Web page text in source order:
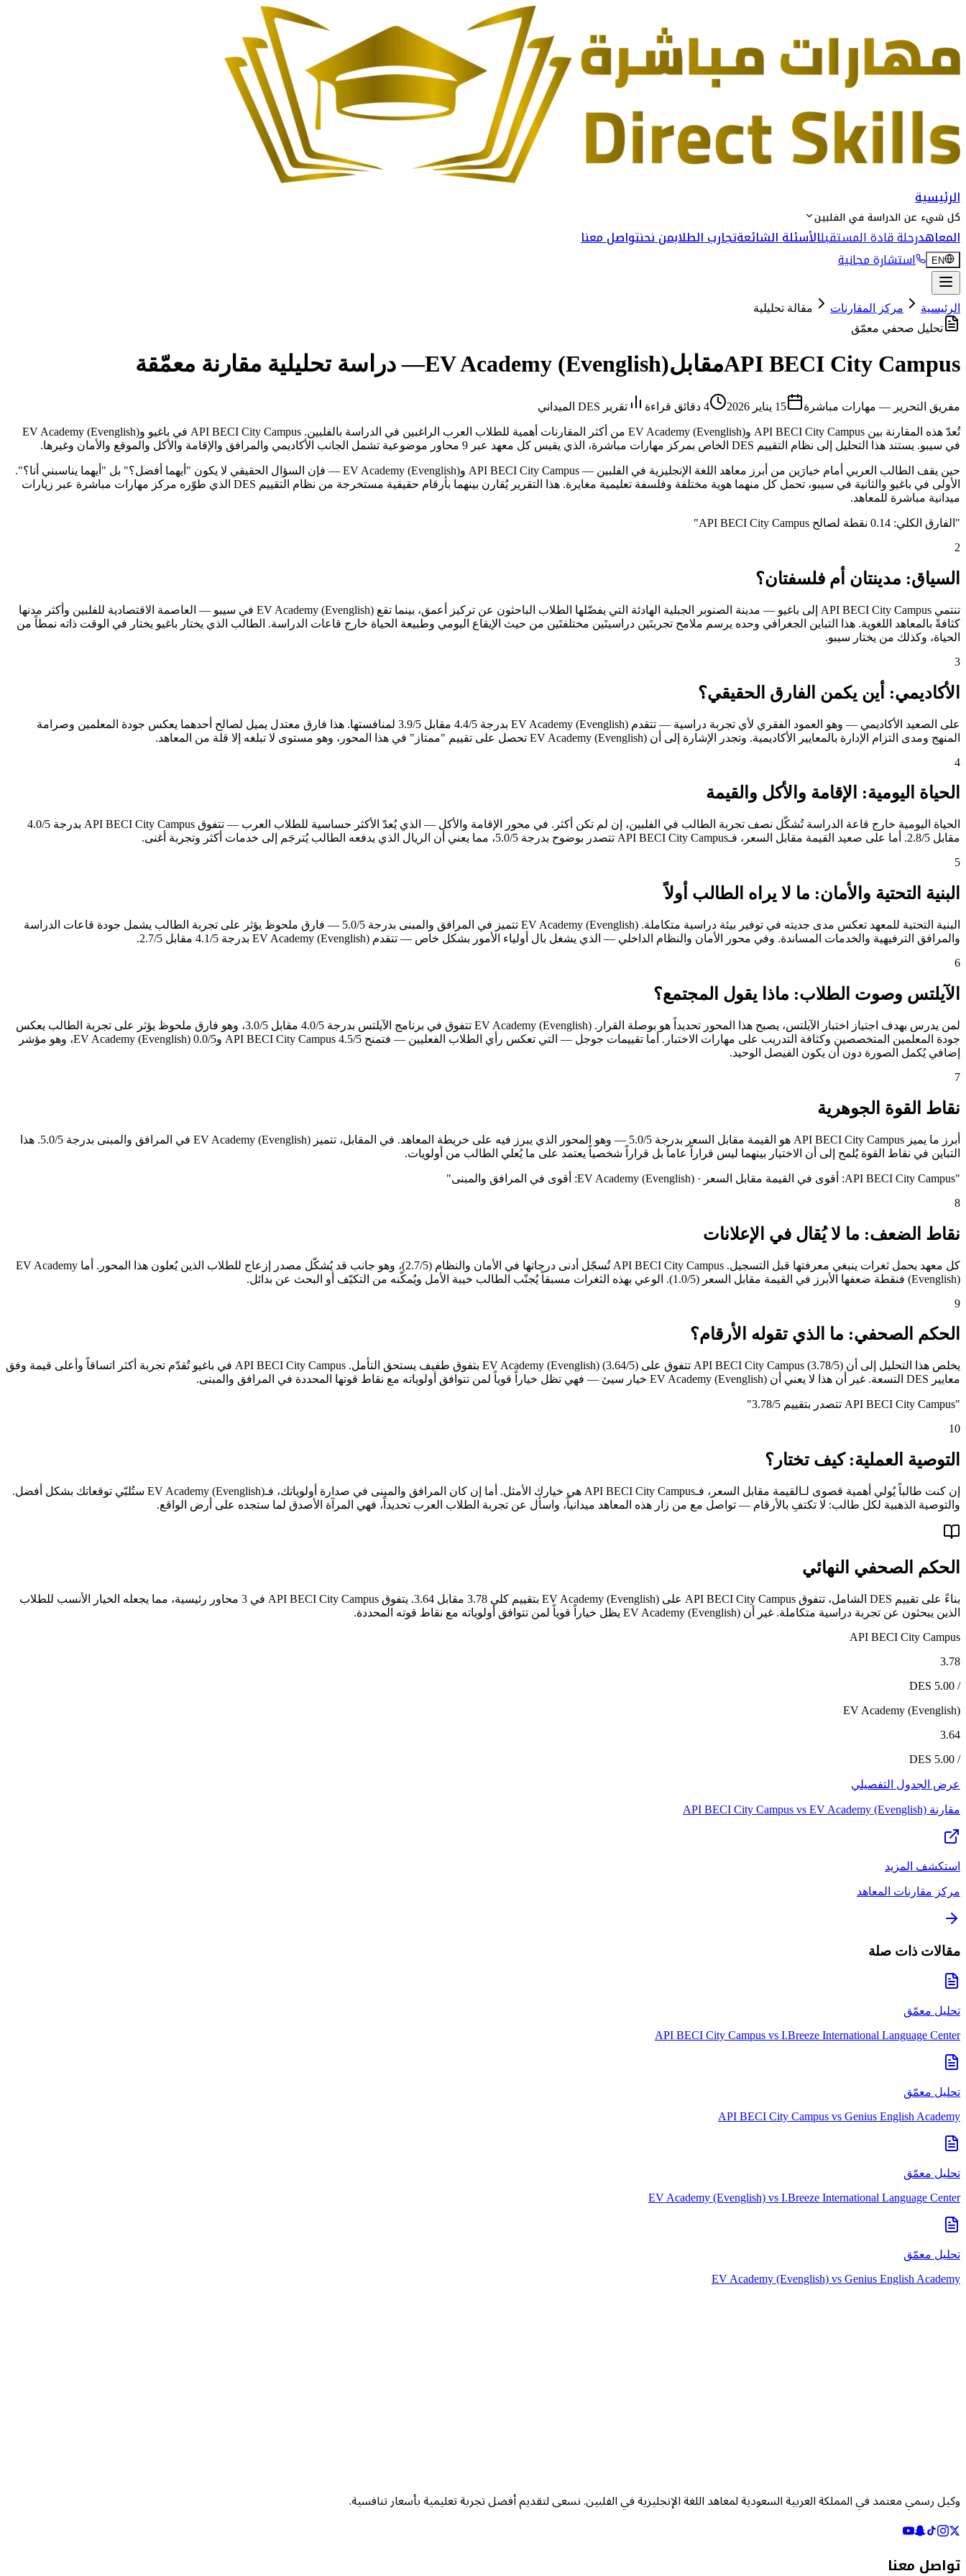
الرئيسية
كل شيء عن الدراسة في الفلبين
المعاهدرحلة قادة المستقبلالأسئلة الشائعةتجارب الطلابمن نحنتواصل معنا
EN استشارة مجانية
الرئيسية مركز المقارنات
مقالة تحليلية
تحليل صحفي معمّق
API BECI City CampusمقابلEV Academy (Evenglish)— دراسة تحليلية مقارنة معمّقة
مفريق التحرير — مهارات مباشرة 15 يناير 2026 4 دقائق قراءة تقرير DES الميداني
تُعدّ هذه المقارنة بين API BECI City Campus وEV Academy (Evenglish) من أكثر المقارنات أهمية للطلاب العرب الراغبين في الدراسة بالفلبين. API BECI City Campus في باغيو وEV Academy (Evenglish)
في سيبو. يستند هذا التحليل إلى نظام التقييم DES الخاص بمركز مهارات مباشرة، الذي يقيس كل معهد عبر 9 محاور موضوعية تشمل الجانب الأكاديمي والمرافق والإقامة والأكل والموقع والأمان وغيرها.
حين يقف الطالب العربي أمام خيارَين من أبرز معاهد اللغة الإنجليزية في الفلبين — API BECI City Campus وEV Academy (Evenglish) — فإن السؤال الحقيقي لا يكون "أيهما أفضل؟" بل "أيهما يناسبني أنا؟".
الأولى في باغيو والثانية في سيبو، تحمل كل منهما هوية مختلفة وفلسفة تعليمية مغايرة. هذا التقرير يُقارن بينهما بأرقام حقيقية مستخرجة من نظام التقييم DES الذي طوّره مركز مهارات مباشرة عبر زيارات
ميدانية مباشرة للمعاهد.
" الفارق الكلي: 0.14 نقطة لصالح API BECI City Campus
"
2
السياق: مدينتان أم فلسفتان؟
تنتمي API BECI City Campus إلى باغيو — مدينة الصنوبر الجبلية الهادئة التي يفضّلها الطلاب الباحثون عن تركيز أعمق، بينما تقع EV Academy (Evenglish) في سيبو — العاصمة الاقتصادية للفلبين وأكثر مدنها
كثافةً بالمعاهد اللغوية. هذا التباين الجغرافي وحده يرسم ملامح تجربتَين دراسيتَين مختلفتَين من حيث الإيقاع اليومي وطبيعة الحياة خارج قاعات الدراسة. الطالب الذي يختار باغيو يختار في الوقت ذاته نمطاً من
الحياة، وكذلك من يختار سيبو.
3
الأكاديمي: أين يكمن الفارق الحقيقي؟
على الصعيد الأكاديمي — وهو العمود الفقري لأي تجربة دراسية — تتقدم EV Academy (Evenglish) بدرجة 4.4/5 مقابل 3.9/5 لمنافستها. هذا فارق معتدل يميل لصالح أحدهما يعكس جودة المعلمين وصرامة
المنهج ومدى التزام الإدارة بالمعايير الأكاديمية. وتجدر الإشارة إلى أن EV Academy (Evenglish) تحصل على تقييم "ممتاز" في هذا المحور، وهو مستوى لا تبلغه إلا قلة من المعاهد.
4
الحياة اليومية: الإقامة والأكل والقيمة
الحياة اليومية خارج قاعة الدراسة تُشكّل نصف تجربة الطالب في الفلبين، إن لم تكن أكثر. في محور الإقامة والأكل — الذي يُعدّ الأكثر حساسية للطلاب العرب — تتفوق API BECI City Campus بدرجة 4.0/5
مقابل 2.8/5. أما على صعيد القيمة مقابل السعر، فـAPI BECI City Campus تتصدر بوضوح بدرجة 5.0/5، مما يعني أن الريال الذي يدفعه الطالب يُترجَم إلى خدمات أكثر وتجربة أغنى.
5
البنية التحتية والأمان: ما لا يراه الطالب أولاً
البنية التحتية للمعهد تعكس مدى جديته في توفير بيئة دراسية متكاملة. EV Academy (Evenglish) تتميز في المرافق والمبنى بدرجة 5.0/5 — فارق ملحوظ يؤثر على تجربة الطالب يشمل جودة قاعات الدراسة
والمرافق الترفيهية والخدمات المساندة. وفي محور الأمان والنظام الداخلي — الذي يشغل بال أولياء الأمور بشكل خاص — تتقدم EV Academy (Evenglish) بدرجة 4.1/5 مقابل 2.7/5.
6
الآيلتس وصوت الطلاب: ماذا يقول المجتمع؟
لمن يدرس بهدف اجتياز اختبار الآيلتس، يصبح هذا المحور تحديداً هو بوصلة القرار. EV Academy (Evenglish) تتفوق في برنامج الآيلتس بدرجة 4.0/5 مقابل 3.0/5، وهو فارق ملحوظ يؤثر على تجربة الطالب يعكس
جودة المعلمين المتخصصين وكثافة التدريب على مهارات الاختبار. أما تقييمات جوجل — التي تعكس رأي الطلاب الفعليين — فتمنح API BECI City Campus 4.5/5 وEV Academy (Evenglish) 0.0/5، وهو مؤشر
إضافي يُكمل الصورة دون أن يكون الفيصل الوحيد.
7
نقاط القوة الجوهرية
أبرز ما يميز API BECI City Campus هو القيمة مقابل السعر بدرجة 5.0/5 — وهو المحور الذي يبرز فيه على خريطة المعاهد. في المقابل، تتميز EV Academy (Evenglish) في المرافق والمبنى بدرجة 5.0/5. هذا
التباين في نقاط القوة يُلمح إلى أن الاختيار بينهما ليس قراراً عاماً بل قراراً شخصياً يعتمد على ما يُعلي الطالب من أولويات.
"API BECI City Campus: أقوى في القيمة مقابل السعر · EV Academy (Evenglish): أقوى في المرافق والمبنى
"
8
نقاط الضعف: ما لا يُقال في الإعلانات
كل معهد يحمل ثغرات ينبغي معرفتها قبل التسجيل. API BECI City Campus تُسجّل أدنى درجاتها في الأمان والنظام (2.7/5)، وهو جانب قد يُشكّل مصدر إزعاج للطلاب الذين يُعلون هذا المحور. أما EV Academy
(Evenglish) فنقطة ضعفها الأبرز في القيمة مقابل السعر (1.0/5). الوعي بهذه الثغرات مسبقاً يُجنّب الطالب خيبة الأمل ويُمكّنه من التكيّف أو البحث عن بدائل.
9
الحكم الصحفي: ما الذي تقوله الأرقام؟
يخلص هذا التحليل إلى أن API BECI City Campus (3.78/5) تتفوق على EV Academy (Evenglish) (3.64/5) بتفوق طفيف يستحق التأمل. API BECI City Campus في باغيو تُقدّم تجربة أكثر اتساقاً وأعلى قيمة وفق
معايير DES التسعة. غير أن هذا لا يعني أن EV Academy (Evenglish) خيار سيئ — فهي تظل خياراً قوياً لمن تتوافق أولوياته مع نقاط قوتها المحددة في المرافق والمبنى.
"API BECI City Campus تتصدر بتقييم 3.78/5
"
10
التوصية العملية: كيف تختار؟
إن كنت طالباً يُولي أهمية قصوى لـالقيمة مقابل السعر، فـAPI BECI City Campus هي خيارك الأمثل. أما إن كان المرافق والمبنى في صدارة أولوياتك، فـEV Academy (Evenglish) ستُلبّي توقعاتك بشكل أفضل.
والتوصية الذهبية لكل طالب: لا تكتفِ بالأرقام — تواصل مع من زار هذه المعاهد ميدانياً، واسأل عن تجربة الطلاب العرب تحديداً، فهي المرآة الأصدق لما ستجده على أرض الواقع.
الحكم الصحفي النهائي
بناءً على تقييم DES الشامل، تتفوق API BECI City Campus على EV Academy (Evenglish) بتقييم كلي 3.78 مقابل 3.64. يتفوق API BECI City Campus في 3 محاور رئيسية، مما يجعله الخيار الأنسب للطلاب
الذين يبحثون عن تجربة دراسية متكاملة. غير أن EV Academy (Evenglish) يظل خياراً قوياً لمن تتوافق أولوياته مع نقاط قوته المحددة.
API BECI City Campus
3.78
/ 5.00 DES
EV Academy (Evenglish)
3.64
/ 5.00 DES
عرض الجدول التفصيلي
مقارنة API BECI City Campus vs EV Academy (Evenglish)
استكشف المزيد
مركز مقارنات المعاهد
مقالات ذات صلة
تحليل معمّق
API BECI City Campus vs I.Breeze International Language Center
تحليل معمّق
API BECI City Campus vs Genius English Academy
تحليل معمّق
EV Academy (Evenglish) vs I.Breeze International Language Center
تحليل معمّق
EV Academy (Evenglish) vs Genius English Academy
وكيل رسمي معتمد في المملكة العربية السعودية لمعاهد اللغة الإنجليزية في الفلبين. نسعى لتقديم أفضل تجربة تعليمية بأسعار تنافسية.
تواصل معنا